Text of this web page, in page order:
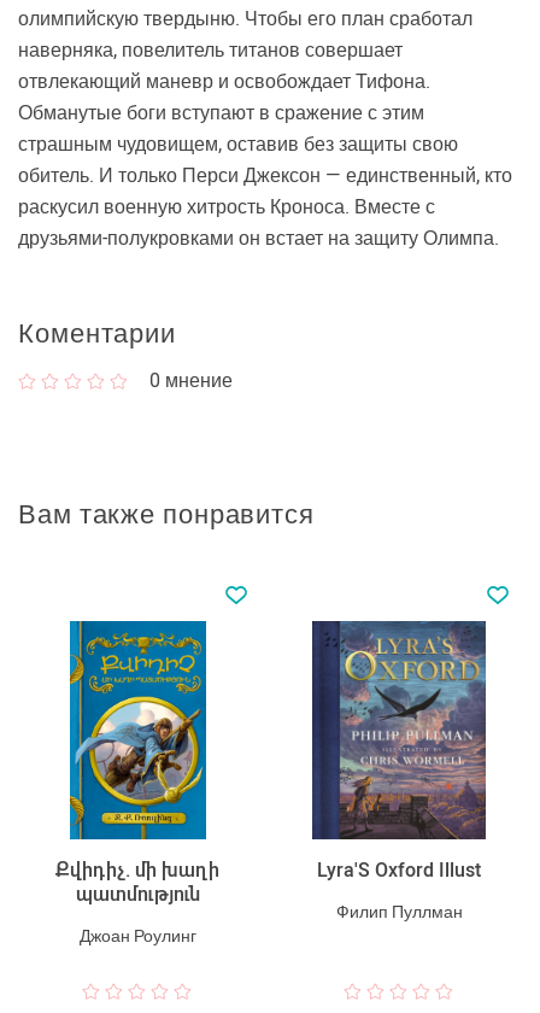
олимпийскую твердыню. Чтобы его план сработал
наверняка, повелитель титанов совершает
отвлекающий маневр и освобождает Тифона.
Обманутые боги вступают в сражение с этим
страшным чудовищем, оставив без защиты свою
обитель. И только Перси Джексон — единственный, кто
раскусил военную хитрость Кроноса. Вместе с
друзьями-полукровками он встает на защиту Олимпа.
Коментарии
0 мнение
Вам также понравится
Քվիդիչ. մի խաղի
պատմություն
Джоан Роулинг
Lyra'S Oxford Illust
Филип Пуллман